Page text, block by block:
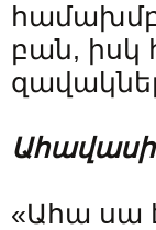
բան, իսկ
«Ահա սա